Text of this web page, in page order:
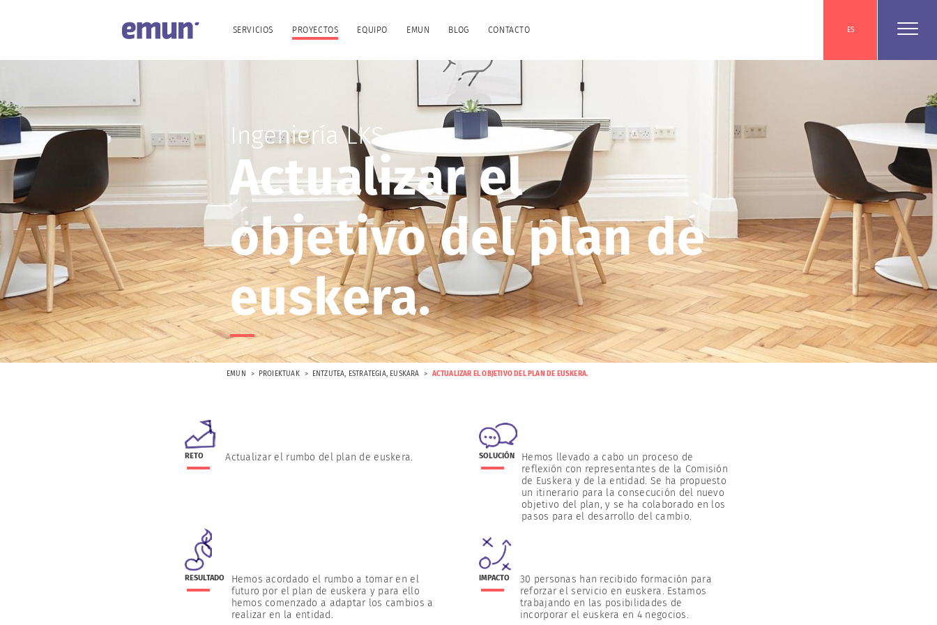
SERVICIOS PROYECTOS EQUIPO EMUN BLOG CONTACTO ES
Ingeniería LKS
Actualizar el
objetivo del plan de
euskera.
EMUN PROIEKTUAK ENTZUTEA, ESTRATEGIA, EUSKARA ACTUALIZAR EL OBJETIVO DEL PLAN DE EUSKERA.
RETO Actualizar el rumbo del plan de euskera. SOLUCIÓN
Hemos llevado a cabo un proceso de
reflexión con representantes de la Comisión
de Euskera y de la entidad. Se ha propuesto
un itinerario para la consecución del nuevo
objetivo del plan, y se ha colaborado en los
pasos para el desarrollo del cambio.
RESULTADO
Hemos acordado el rumbo a tomar en el
futuro por el plan de euskera y para ello
hemos comenzado a adaptar los cambios a
realizar en la entidad.
IMPACTO
30 personas han recibido formación para
reforzar el servicio en euskera. Estamos
trabajando en las posibilidades de
incorporar el euskera en 4 negocios.